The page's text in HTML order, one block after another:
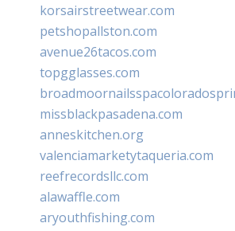
korsairstreetwear.com
petshopallston.com
avenue26tacos.com
topgglasses.com
missblackpasadena.com
anneskitchen.org
valenciamarketytaqueria.com
reefrecordsllc.com
alawaffle.com
aryouthfishing.com